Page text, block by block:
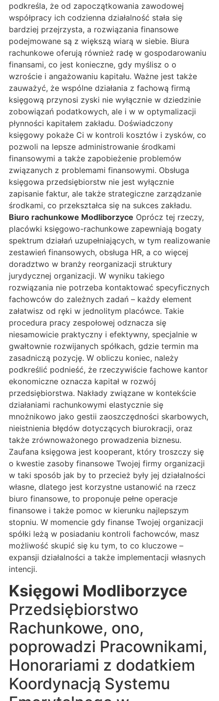
podkreśla, że od zapoczątkowania zawodowej
współpracy ich codzienna działalność stała się
bardziej przejrzysta, a rozwiązania finansowe
podejmowane są z większą wiarą w siebie. Biura
rachunkowe oferują również radę w gospodarowaniu
finansami, co jest konieczne, gdy myślisz o o
wzroście i angażowaniu kapitału. Ważne jest także
zauważyć, że wspólne działania z fachową firmą
księgową przynosi zyski nie wyłącznie w dziedzinie
zobowiązań podatkowych, ale i w w optymalizacji
płynności kapitałem zakładu. Doświadczony
księgowy pokaże Ci w kontroli kosztów i zysków, co
pozwoli na lepsze administrowanie środkami
finansowymi a także zapobieżenie problemów
związanych z problemami finansowymi. Obsługa
księgowa przedsiębiorstw nie jest wyłącznie
zapisanie faktur, ale także strategiczne zarządzanie
środkami, co przekształca się na sukces zakładu.
Biuro rachunkowe Modliborzyce Oprócz tej rzeczy,
placówki księgowo-rachunkowe zapewniają bogaty
spektrum działań uzupełniających, w tym realizowanie
zestawień finansowych, obsługa HR, a co więcej
doradztwo w branży reorganizacji struktury
jurydycznej organizacji. W wyniku takiego
rozwiązania nie potrzeba kontaktować specyficznych
fachowców do zależnych zadań – każdy element
załatwisz od ręki w jednolitym placówce. Takie
procedura pracy zespołowej odznacza się
niesamowicie praktyczny i efektywny, specjalnie w
gwałtownie rozwijanych spółkach, gdzie termin ma
zasadniczą pozycję. W obliczu koniec, należy
podkreślić podnieść, że rzeczywiście fachowe kantor
ekonomiczne oznacza kapitał w rozwój
przedsiębiorstwa. Nakłady związane w kontekście
działaniami rachunkowymi elastycznie się
mnożnikowo jako gestii zaoszczędności skarbowych,
nieistnienia błędów dotyczących biurokracji, oraz
także zrównoważonego prowadzenia biznesu.
Zaufana księgowa jest kooperant, który troszczy się
o kwestie zasoby finansowe Twojej firmy organizacji
w taki sposób jak by to przecież były jej działalności
własne, dlatego jest korzystne ustanowić na rzecz
biuro finansowe, to proponuje pełne operacje
finansowe i także pomoc w kierunku najlepszym
stopniu. W momencie gdy finanse Twojej organizacji
spółki leżą w posiadaniu kontroli fachowców, masz
możliwość skupić się ku tym, to co kluczowe –
expansji działalności a także implementacji własnych
intencji.
Księgowi Modliborzyce
Przedsiębiorstwo
Rachunkowe, ono,
poprowadzi Pracownikami,
Honorariami z dodatkiem
Koordynacją Systemu